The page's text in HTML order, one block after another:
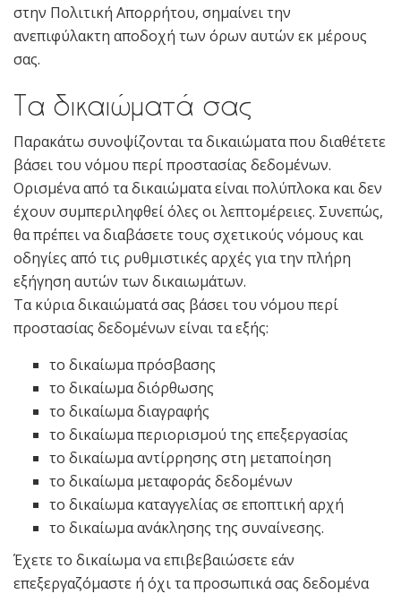
στην Πολιτική Απορρήτου, σημαίνει την
ανεπιφύλακτη αποδοχή των όρων αυτών εκ μέρους
σας.
Τα δικαιώματά σας
Παρακάτω συνοψίζονται τα δικαιώματα που διαθέτετε
βάσει του νόμου περί προστασίας δεδομένων.
Ορισμένα από τα δικαιώματα είναι πολύπλοκα και δεν
έχουν συμπεριληφθεί όλες οι λεπτομέρειες. Συνεπώς,
θα πρέπει να διαβάσετε τους σχετικούς νόμους και
οδηγίες από τις ρυθμιστικές αρχές για την πλήρη
εξήγηση αυτών των δικαιωμάτων.
Τα κύρια δικαιώματά σας βάσει του νόμου περί
προστασίας δεδομένων είναι τα εξής:
το δικαίωμα πρόσβασης
το δικαίωμα διόρθωσης
το δικαίωμα διαγραφής
το δικαίωμα περιορισμού της επεξεργασίας
το δικαίωμα αντίρρησης στη μεταποίηση
το δικαίωμα μεταφοράς δεδομένων
το δικαίωμα καταγγελίας σε εποπτική αρχή
το δικαίωμα ανάκλησης της συναίνεσης.
Έχετε το δικαίωμα να επιβεβαιώσετε εάν
επεξεργαζόμαστε ή όχι τα προσωπικά σας δεδομένα